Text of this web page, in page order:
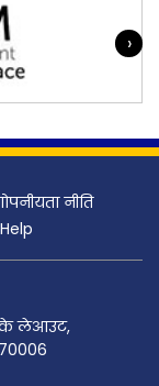
›
नीति
Help
के लेआउट,